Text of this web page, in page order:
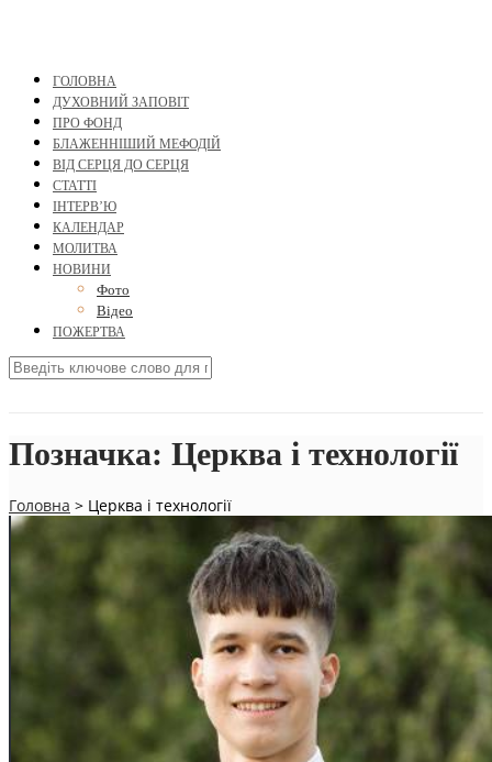
ГОЛОВНА
ДУХОВНИЙ ЗАПОВІТ
ПРО ФОНД
БЛАЖЕННІШИЙ МЕФОДІЙ
ВІД СЕРЦЯ ДО СЕРЦЯ
СТАТТІ
ІНТЕРВ’Ю
КАЛЕНДАР
МОЛИТВА
НОВИНИ
Фото
Відео
ПОЖЕРТВА
Позначка: Церква і технології
Головна > Церква і технології